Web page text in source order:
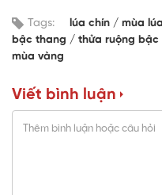
Tags: lúa chín mùa
bậc thang
thửa ruộng bậc
mùa vàng
Viết bình luận